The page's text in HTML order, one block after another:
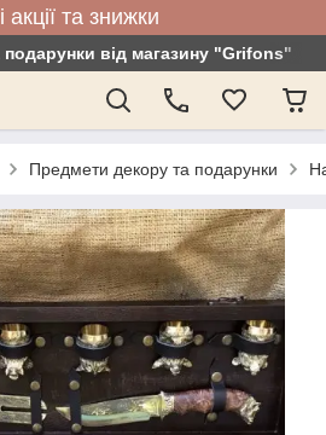
акції та знижки
подарунки від магазину "Grifons"
Предмети декору та подарунки